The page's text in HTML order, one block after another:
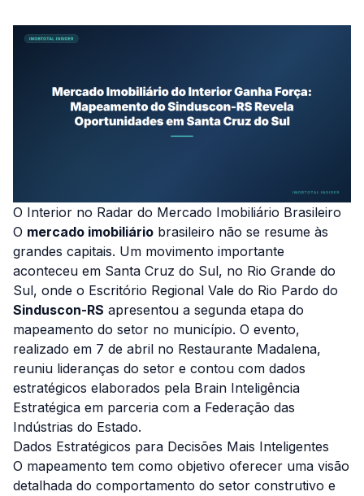
O Interior no Radar do Mercado Imobiliário Brasileiro
O mercado imobiliário brasileiro não se resume às
grandes capitais. Um movimento importante
aconteceu em Santa Cruz do Sul, no Rio Grande do
Sul, onde o Escritório Regional Vale do Rio Pardo do
Sinduscon-RS apresentou a segunda etapa do
mapeamento do setor no município. O evento,
realizado em 7 de abril no Restaurante Madalena,
reuniu lideranças do setor e contou com dados
estratégicos elaborados pela Brain Inteligência
Estratégica em parceria com a Federação das
Indústrias do Estado.
Dados Estratégicos para Decisões Mais Inteligentes
O mapeamento tem como objetivo oferecer uma visão
detalhada do comportamento do setor construtivo e